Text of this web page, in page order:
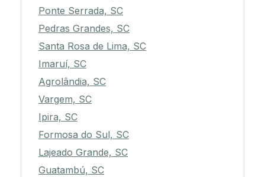
Ponte Serrada, SC
Pedras Grandes, SC
Santa Rosa de Lima, SC
Imaruí, SC
Agrolândia, SC
Vargem, SC
Ipira, SC
Formosa do Sul, SC
Lajeado Grande, SC
Guatambú, SC